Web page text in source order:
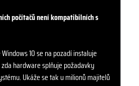
počítačů není kompatibilních s
10 se na pozadí instaluje
hardware splňuje požadavky
Ukáže se tak u milionů majitelů